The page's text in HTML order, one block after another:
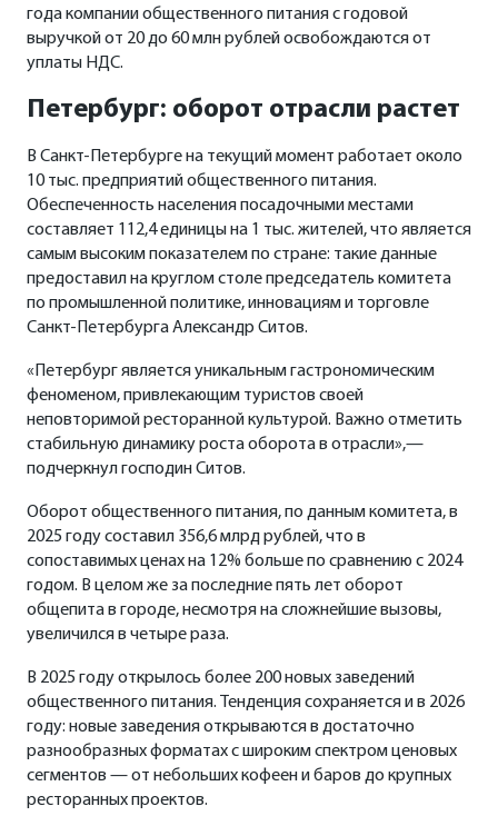
года компании общественного питания с годовой
выручкой от 20 до 60 млн рублей освобождаются от
уплаты НДС.
Петербург: оборот отрасли растет
В Санкт-Петербурге на текущий момент работает около
10 тыс. предприятий общественного питания.
Обеспеченность населения посадочными местами
составляет 112,4 единицы на 1 тыс. жителей, что является
самым высоким показателем по стране: такие данные
предоставил на круглом столе председатель комитета
по промышленной политике, инновациям и торговле
Санкт-Петербурга Александр Ситов.
«Петербург является уникальным гастрономическим
феноменом, привлекающим туристов своей
неповторимой ресторанной культурой. Важно отметить
стабильную динамику роста оборота в отрасли»,—
подчеркнул господин Ситов.
Оборот общественного питания, по данным комитета, в
2025 году составил 356,6 млрд рублей, что в
сопоставимых ценах на 12% больше по сравнению с 2024
годом. В целом же за последние пять лет оборот
общепита в городе, несмотря на сложнейшие вызовы,
увеличился в четыре раза.
В 2025 году открылось более 200 новых заведений
общественного питания. Тенденция сохраняется и в 2026
году: новые заведения открываются в достаточно
разнообразных форматах с широким спектром ценовых
сегментов — от небольших кофеен и баров до крупных
ресторанных проектов.